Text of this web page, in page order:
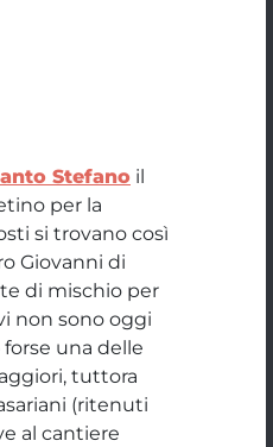
Stefano il
per la
si trovano così
Giovanni di
di mischio per
non sono oggi
una delle
tuttora
(ritenuti
al cantiere